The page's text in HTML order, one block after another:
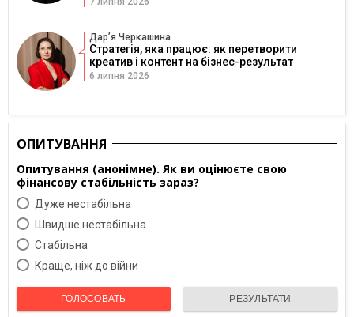
Дарʼя Черкашина
Стратегія, яка працює: як перетворити
креатив і контент на бізнес-результат
6 липня 2026
ОПИТУВАННЯ
Опитування (анонімне). Як ви оцінюєте свою
фінансову стабільність зараз?
Дуже нестабільна
Швидше нестабільна
Cтабільна
Краще, ніж до війни
ГОЛОСОВАТЬ РЕЗУЛЬТАТИ